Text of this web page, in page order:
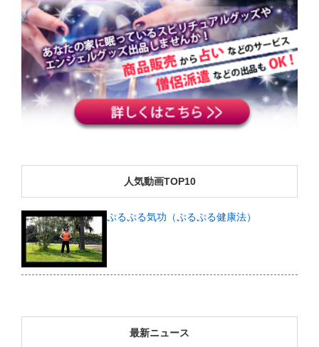
人気動画TOP10
ぷるぷる気功（ぷるぷる健康法）
最新ニュース